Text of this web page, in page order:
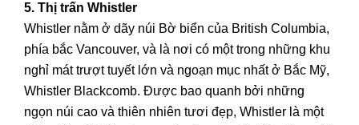
5. Thị trấn Whistler
Whistler nằm ở dãy núi Bờ biển của British Columbia,
phía bắc Vancouver, và là nơi có một trong những khu
nghỉ mát trượt tuyết lớn và ngoạn mục nhất ở Bắc Mỹ,
Whistler Blackcomb. Được bao quanh bởi những
ngọn núi cao và thiên nhiên tươi đẹp, Whistler là một